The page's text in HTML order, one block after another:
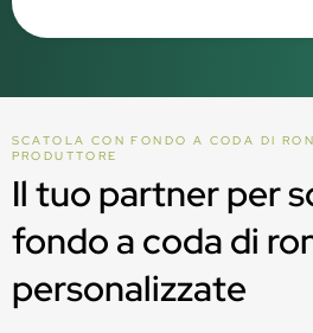
SCATOLA CON FONDO A CODA DI
PRODUTTORE
Il tuo partner per
fondo a coda di
personalizzate